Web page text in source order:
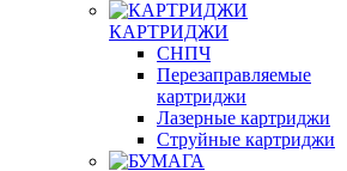
КАРТРИДЖИ
СНПЧ
Перезаправляемые
картриджи
Лазерные картриджи
Струйные картриджи